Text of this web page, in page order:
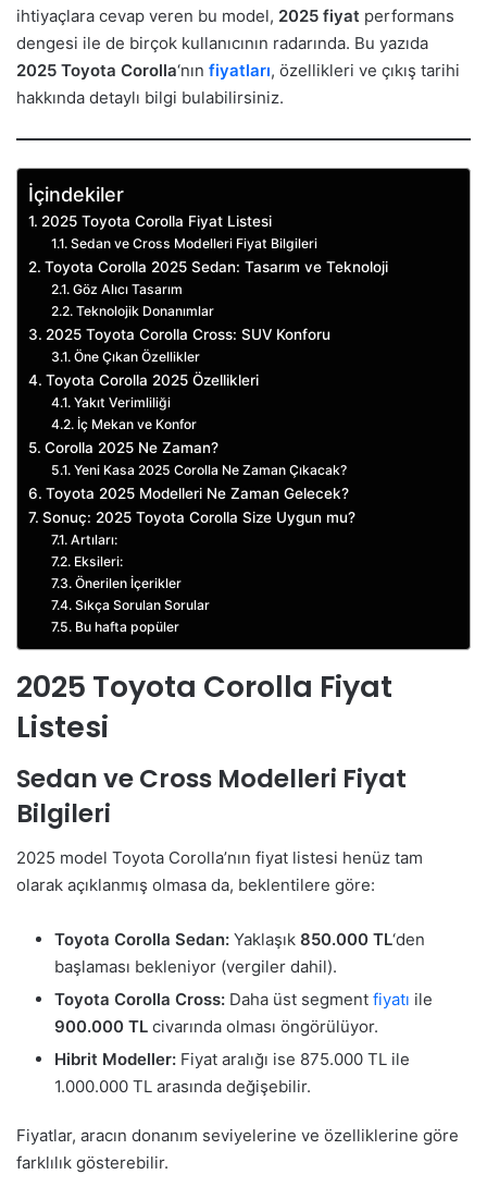
ihtiyaçlara cevap veren bu model, 2025 fiyat performans
dengesi ile de birçok kullanıcının radarında. Bu yazıda
2025 Toyota Corolla‘nın fiyatları, özellikleri ve çıkış tarihi
hakkında detaylı bilgi bulabilirsiniz.
İçindekiler
2025 Toyota Corolla Fiyat Listesi
Sedan ve Cross Modelleri Fiyat Bilgileri
Toyota Corolla 2025 Sedan: Tasarım ve Teknoloji
Göz Alıcı Tasarım
Teknolojik Donanımlar
2025 Toyota Corolla Cross: SUV Konforu
Öne Çıkan Özellikler
Toyota Corolla 2025 Özellikleri
Yakıt Verimliliği
İç Mekan ve Konfor
Corolla 2025 Ne Zaman?
Yeni Kasa 2025 Corolla Ne Zaman Çıkacak?
Toyota 2025 Modelleri Ne Zaman Gelecek?
Sonuç: 2025 Toyota Corolla Size Uygun mu?
Artıları:
Eksileri:
Önerilen İçerikler
Sıkça Sorulan Sorular
Bu hafta popüler
2025 Toyota Corolla Fiyat
Listesi
Sedan ve Cross Modelleri Fiyat
Bilgileri
2025 model Toyota Corolla’nın fiyat listesi henüz tam
olarak açıklanmış olmasa da, beklentilere göre:
Toyota Corolla Sedan: Yaklaşık 850.000 TL‘den
başlaması bekleniyor (vergiler dahil).
Toyota Corolla Cross: Daha üst segment fiyatı ile
900.000 TL civarında olması öngörülüyor.
Hibrit Modeller: Fiyat aralığı ise 875.000 TL ile
1.000.000 TL arasında değişebilir.
Fiyatlar, aracın donanım seviyelerine ve özelliklerine göre
farklılık gösterebilir.